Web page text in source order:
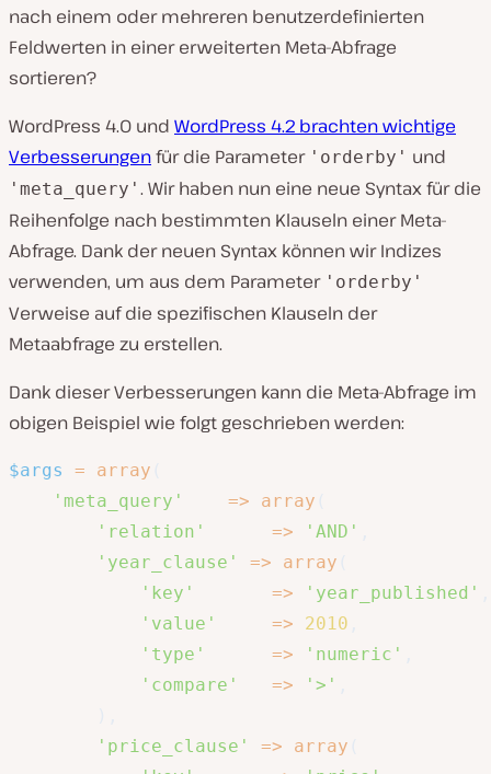
nach einem oder mehreren benutzerdefinierten
Feldwerten in einer erweiterten Meta-Abfrage
sortieren?
WordPress 4.0 und WordPress 4.2 brachten wichtige
Verbesserungenfür die Parameter 'orderby' und
'meta_query' . Wir haben nun eine neue Syntax für die
Reihenfolge nach bestimmten Klauseln einer Meta-
Abfrage. Dank der neuen Syntax können wir Indizes
verwenden, um aus dem Parameter 'orderby'
Verweise auf die spezifischen Klauseln der
Metaabfrage zu erstellen.
Dank dieser Verbesserungen kann die Meta-Abfrage im
obigen Beispiel wie folgt geschrieben werden:
$args = array
'meta_query'
=> array
'relation'
=> 'AND'
'year_clause'
=> array
'key'
=> 'year_published'
'value'
=> 2010
'type'
=> 'numeric'
'compare'
=> '>'
'price_clause'
=> array